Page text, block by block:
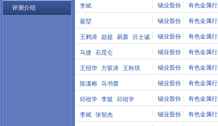
评测介绍 李斌 锡业股份 有色金属
翟堃 锡业股份 有色金属
王鹤涛 赵超 易轰 吕士诚 锡业股份 有色金属
马捷 石昆仑 锡业股份 有色金属
王招华 方驭涛 王秋琪 锡业股份 有色金属
陈潇榕 马书蕾 锡业股份 有色金属
邱祖学 李挺 邱祖学 锡业股份 有色金属
李斌 张智杰 锡业股份 有色金属